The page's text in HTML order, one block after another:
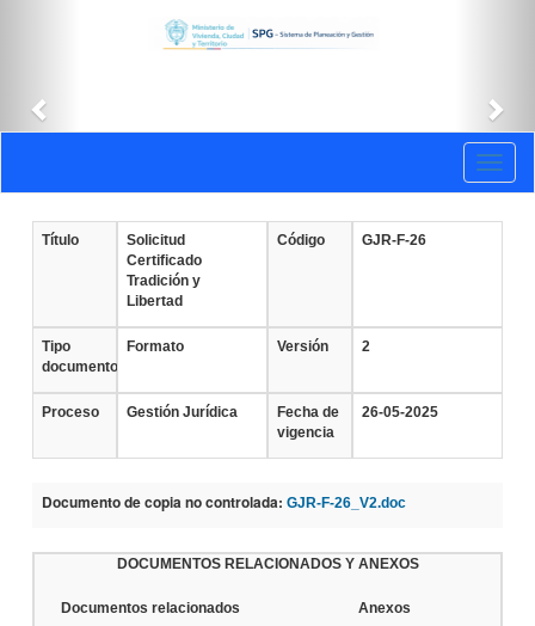
Título
Solicitud
Certificado
Tradición y
Libertad
Código GJR-F-26
Tipo
documento
Formato Versión 2
Proceso Gestión Jurídica
Fecha de
vigencia
26-05-2025
Documento de copia no controlada: GJR-F-26_V2.doc
DOCUMENTOS RELACIONADOS Y ANEXOS
Documentos relacionados Anexos